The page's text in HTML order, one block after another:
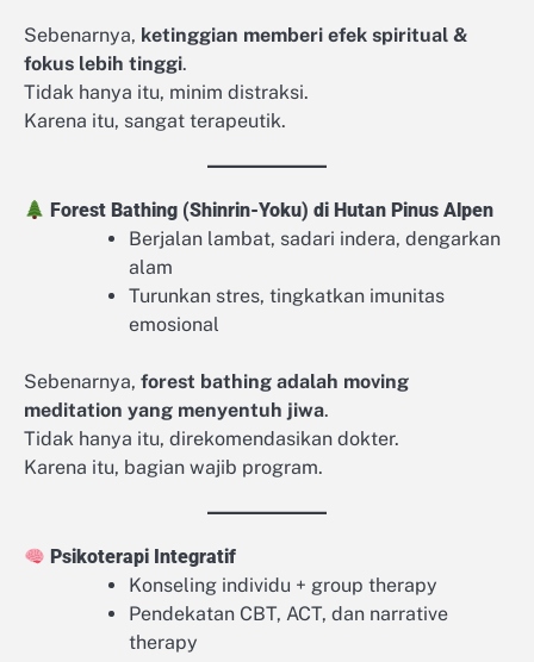
Sebenarnya, ketinggian memberi efek spiritual &
fokus lebih tinggi.
Tidak hanya itu, minim distraksi.
Karena itu, sangat terapeutik.
Forest Bathing (Shinrin-Yoku) di Hutan Pinus Alpen
Berjalan lambat, sadari indera, dengarkan
alam
Turunkan stres, tingkatkan imunitas
emosional
Sebenarnya, forest bathing adalah moving
meditation yang menyentuh jiwa.
Tidak hanya itu, direkomendasikan dokter.
Karena itu, bagian wajib program.
Psikoterapi Integratif
Konseling individu + group therapy
Pendekatan CBT, ACT, dan narrative
therapy